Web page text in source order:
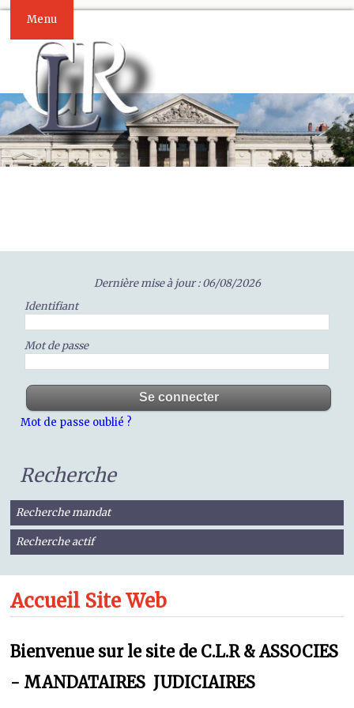
Menu
Dernière mise à jour : 06/08/2026
Identifiant
Mot de passe
Mot de passe oublié ?
Recherche
Recherche mandat
Recherche actif
Accueil Site Web
Bienvenue sur le site de C.L.R & ASSOCIES
- MANDATAIRES JUDICIAIRES